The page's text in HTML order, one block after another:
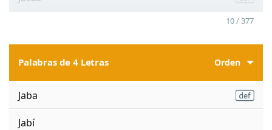
10 / 377
Palabras de 4 Letras Orden
Jaba
Jabí